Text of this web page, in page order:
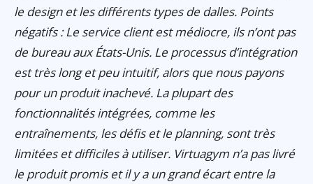
le design et les différents types de dalles. Points
négatifs : Le service client est médiocre, ils n’ont pas
de bureau aux États-Unis. Le processus d’intégration
est très long et peu intuitif, alors que nous payons
pour un produit inachevé. La plupart des
fonctionnalités intégrées, comme les
entraînements, les défis et le planning, sont très
limitées et difficiles à utiliser. Virtuagym n’a pas livré
le produit promis et il y a un grand écart entre la